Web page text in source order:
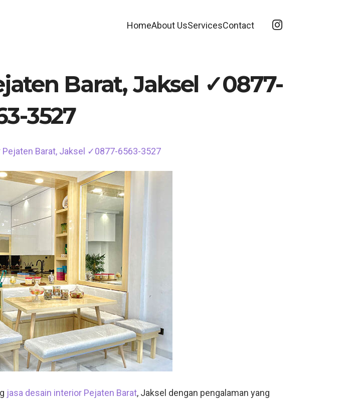
HomeAbout UsServicesContact
Barat, Jaksel ✓0877-
3527
Pejaten Barat, Jaksel ✓0877-6563-3527
jasa desain interior Pejaten Barat, Jaksel dengan pengalaman yang